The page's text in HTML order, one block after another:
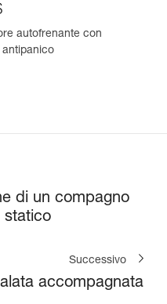
autofrenante con
antipanico
di un compagno
statico
Successivo
accompagnata